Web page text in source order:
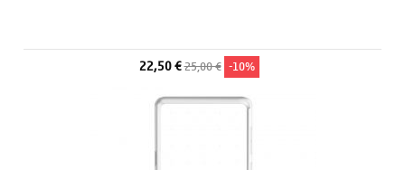
22,50 €25,00 € -10%